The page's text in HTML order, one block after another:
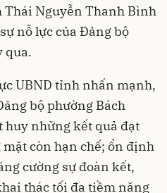
Nguyễn Thanh Bình
nỗ lực của Đảng bộ
qua.
UBND tỉnh nhấn mạnh,
bộ phường Bách
huy những kết quả đạt
còn hạn chế; ổn định
cường sự đoàn kết,
thác tối đa tiềm năng